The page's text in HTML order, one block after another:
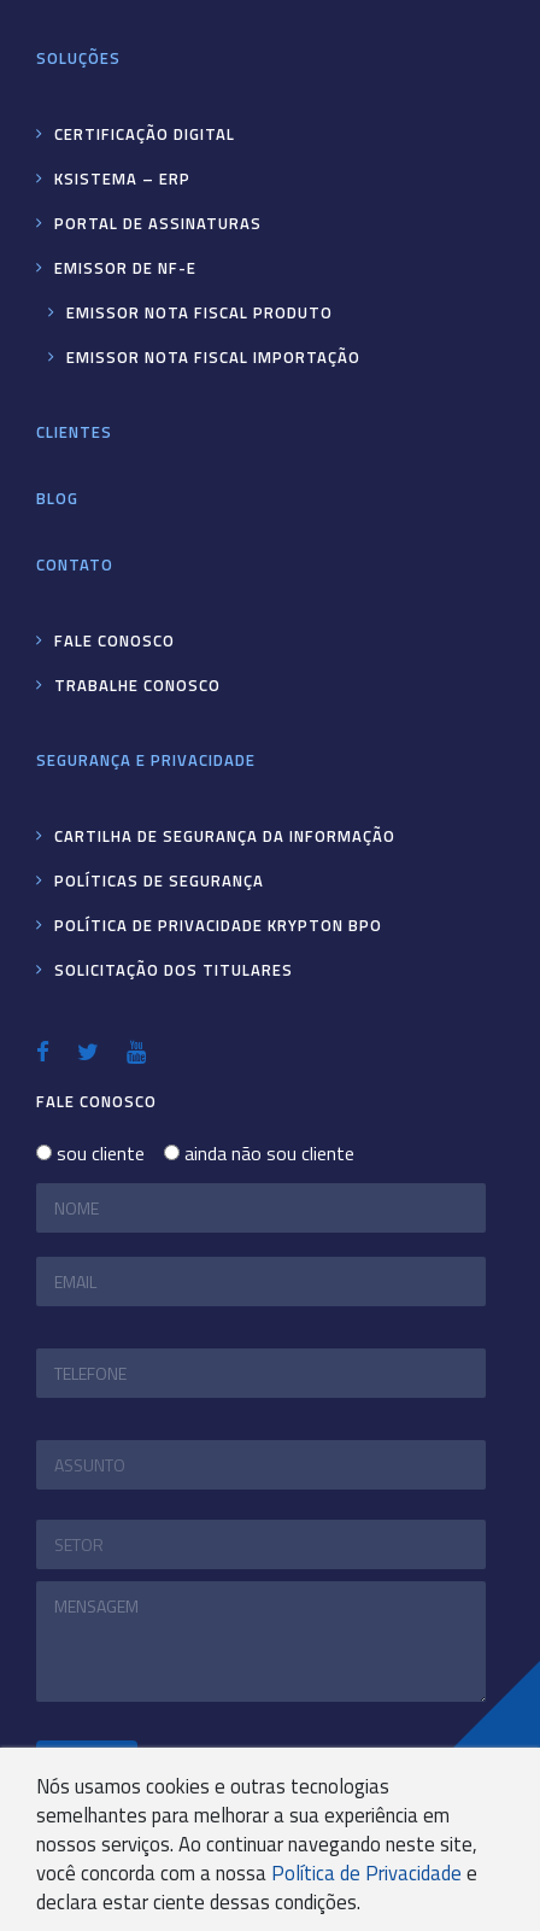
Nós usamos cookies e outras tecnologias
semelhantes para melhorar a sua experiência em
nossos serviços. Ao continuar navegando neste site,
você concorda com a nossa Política de Privacidade e
declara estar ciente dessas condições.
SOLUÇÕES
CERTIFICAÇÃO DIGITAL
KSISTEMA – ERP
PORTAL DE ASSINATURAS
EMISSOR DE NF-E
EMISSOR NOTA FISCAL PRODUTO
EMISSOR NOTA FISCAL IMPORTAÇÃO
CLIENTES
BLOG
CONTATO
FALE CONOSCO
TRABALHE CONOSCO
SEGURANÇA E PRIVACIDADE
CARTILHA DE SEGURANÇA DA INFORMAÇÃO
POLÍTICAS DE SEGURANÇA
POLÍTICA DE PRIVACIDADE KRYPTON BPO
SOLICITAÇÃO DOS TITULARES
FALE CONOSCO
sou cliente ainda não sou cliente
+55 31 3244-4800
COMUNICACAO@KRYPTONBPO.COM.BR
RUA VISCONDE DE TAUNAY, 173 - SÃO LUCAS - BH -